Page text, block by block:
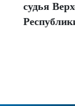
судья